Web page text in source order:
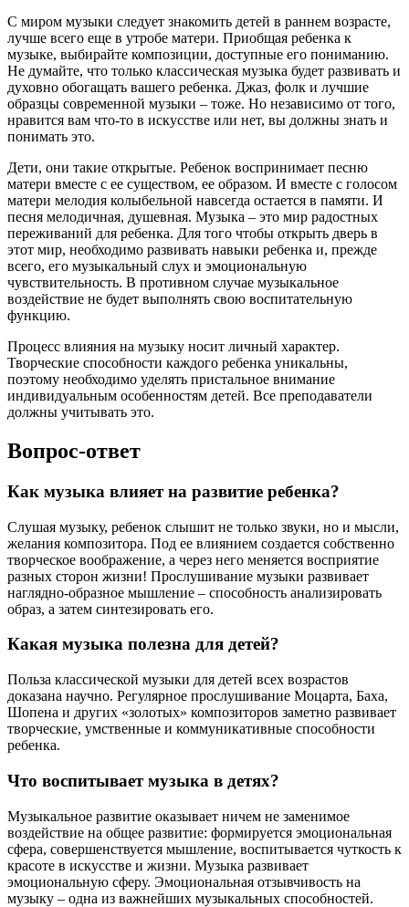
С миром музыки следует знакомить детей в раннем возрасте,
лучше всего еще в утробе матери. Приобщая ребенка к
музыке, выбирайте композиции, доступные его пониманию.
Не думайте, что только классическая музыка будет развивать и
духовно обогащать вашего ребенка. Джаз, фолк и лучшие
образцы современной музыки – тоже. Но независимо от того,
нравится вам что-то в искусстве или нет, вы должны знать и
понимать это.
Дети, они такие открытые. Ребенок воспринимает песню
матери вместе с ее существом, ее образом. И вместе с голосом
матери мелодия колыбельной навсегда остается в памяти. И
песня мелодичная, душевная. Музыка – это мир радостных
переживаний для ребенка. Для того чтобы открыть дверь в
этот мир, необходимо развивать навыки ребенка и, прежде
всего, его музыкальный слух и эмоциональную
чувствительность. В противном случае музыкальное
воздействие не будет выполнять свою воспитательную
функцию.
Процесс влияния на музыку носит личный характер.
Творческие способности каждого ребенка уникальны,
поэтому необходимо уделять пристальное внимание
индивидуальным особенностям детей. Все преподаватели
должны учитывать это.
Вопрос-ответ
Как музыка влияет на развитие ребенка?
Слушая музыку, ребенок слышит не только звуки, но и мысли,
желания композитора. Под ее влиянием создается собственно
творческое воображение, а через него меняется восприятие
разных сторон жизни! Прослушивание музыки развивает
наглядно-образное мышление – способность анализировать
образ, а затем синтезировать его.
Какая музыка полезна для детей?
Польза классической музыки для детей всех возрастов
доказана научно. Регулярное прослушивание Моцарта, Баха,
Шопена и других «золотых» композиторов заметно развивает
творческие, умственные и коммуникативные способности
ребенка.
Что воспитывает музыка в детях?
Музыкальное развитие оказывает ничем не заменимое
воздействие на общее развитие: формируется эмоциональная
сфера, совершенствуется мышление, воспитывается чуткость к
красоте в искусстве и жизни. Музыка развивает
эмоциональную сферу. Эмоциональная отзывчивость на
музыку – одна из важнейших музыкальных способностей.